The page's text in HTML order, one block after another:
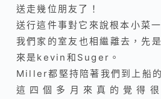
送走幾位朋友了！
送行這件事對它來說根本小菜
我們家的室友也相繼離去，先
來是kevin和Suger。
Miller都堅持陪著我們到上船
這四個多月來真的覺得